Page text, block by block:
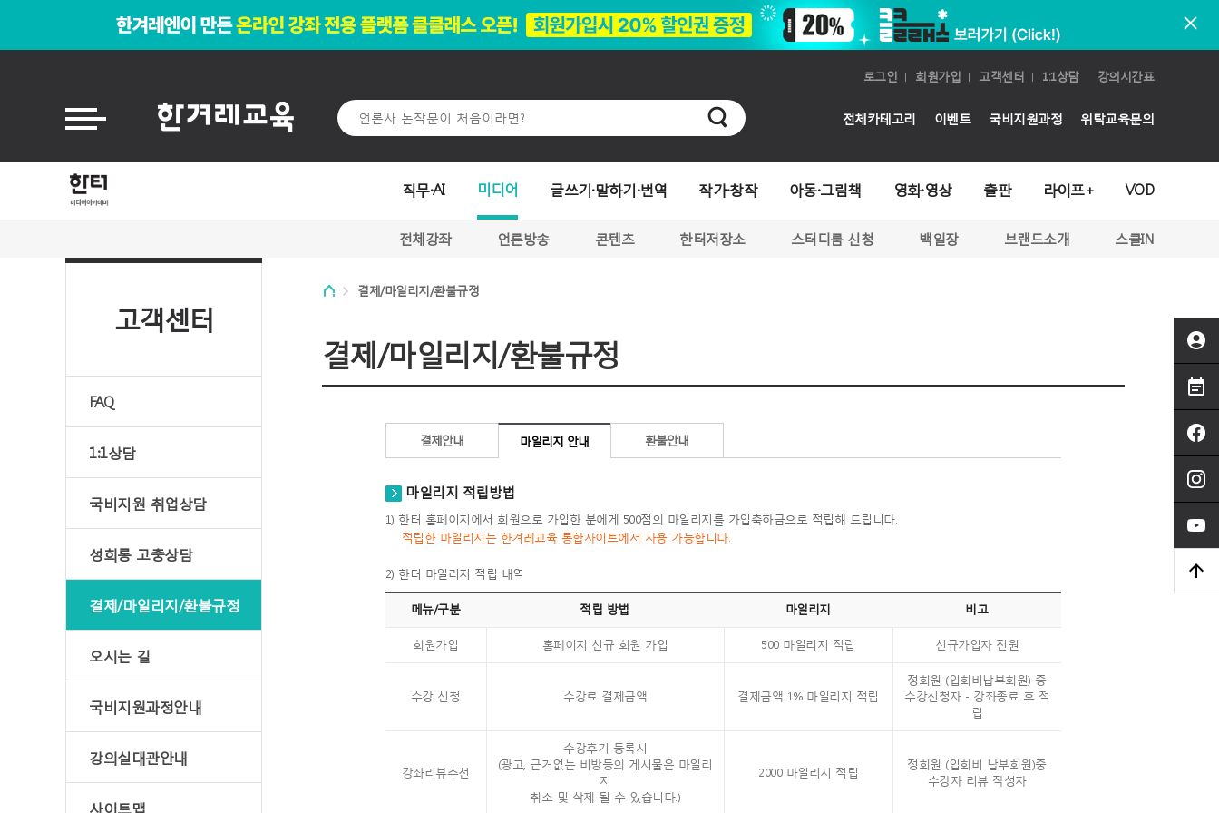
로그인 회원가입 고객센터 1:1상담 강의시간표
전체카테고리 이벤트 국비지원과정 위탁교육문의
직무·AI 미디어 글쓰기·말하기·번역 작가·창작 아동·그림책 영화·영상 출판 라이프+ VOD
전체강좌 언론방송 콘텐츠 한터저장소 스터디룸 신청 백일장 브랜드소개 스쿨IN
고객센터
FAQ
1:1상담
국비지원 취업상담
성희롱 고충상담
결제/마일리지/환불규정
오시는 길
국비지원과정안내
강의실대관안내
사이트맵
결제/마일리지/환불규정
결제/마일리지/환불규정
결제안내 마일리지 안내 환불안내
마일리지 적립방법
1) 한터 홈페이지에서 회원으로 가입한 분에게 500점의 마일리지를 가입축하금으로 적립해 드립니다.
적립한 마일리지는 한겨레교육 통합사이트에서 사용 가능합니다.
2) 한터 마일리지 적립 내역
메뉴/구분 적립 방법 마일리지 비고
회원가입 홈페이지 신규 회원 가입 500 마일리지 적립 신규가입자 전원
수강 신청 수강료 결제금액 결제금액 1% 마일리지 적립
정회원 (입회비납부회원) 중
수강신청자 - 강좌종료 후 적
립
강좌리뷰추천
수강후기 등록시
(광고, 근거없는 비방등의 게시물은 마일리
지
취소 및 삭제 될 수 있습니다.)
2000 마일리지 적립
정회원 (입회비 납부회원)중
수강자 리뷰 작성자